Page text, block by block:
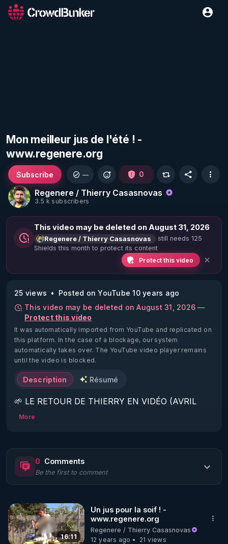
Mon meilleur jus de l'été ! -
www.regenere.org
Regenere / Thierry Casasnovas
3.5 k subscribers
Subscribe — 0
This video may be deleted on August 31, 2026
Regenere / Thierry Casasnovas
still needs 125
Shields this month to protect its content
Protect this video
25 views
Posted on YouTube 10 years ago
This video may be deleted on August 31, 2026 —
Protect this video
It was automatically imported from YouTube and replicated on
this platform. In the case of a blockage, our system
automatically takes over. The YouTube video player remains
until the video is blocked.
Description Résumé
🌱 LE RETOUR DE THIERRY EN VIDÉO (AVRIL
2022)!
https://www.rgnr.fr/presentation.html
🌱 LE MAGAZINE RÉGÉNÈRE
🌱 LA BOUTIQUE DU MAGAZINE
Pour obtenir les anciens numéros que vous avez
More
0 Comments
Be the first to comment
16:11
Un jus pour la soif ! -
www.regenere.org
Regenere / Thierry Casasnovas
12 years ago
21 views